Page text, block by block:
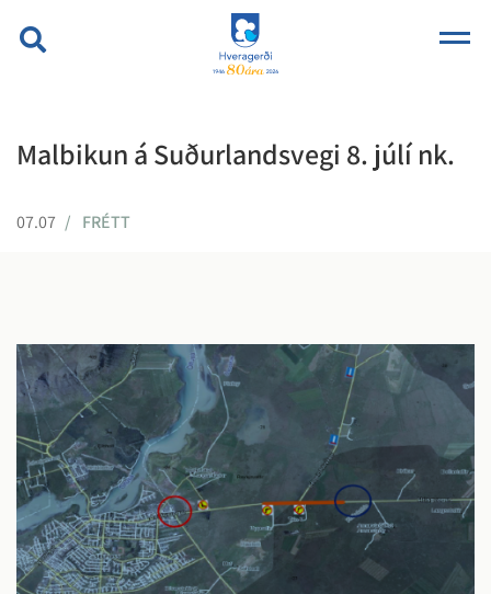
Malbikun á Suðurlandsvegi 8. júlí nk.
07.07 FRÉTT